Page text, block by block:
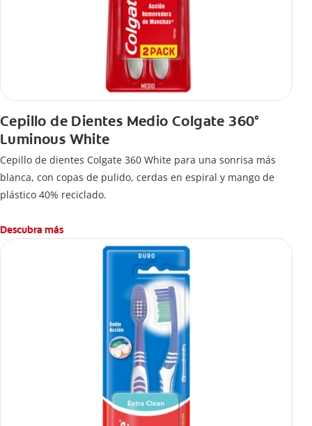
Cepillo de Dientes Medio Colgate 360°
Luminous White
Cepillo de dientes Colgate 360 White para una sonrisa más
blanca, con copas de pulido, cerdas en espiral y mango de
plástico 40% reciclado.
Descubra más